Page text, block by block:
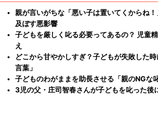
親が言いがちな「悪い子は置いてくからね
及ぼす悪影響
子どもを厳しく叱る必要ってあるの？ 児童
え
どこから甘やかしすぎ？子どもが失敗した
言葉」
子どものわがままを助長させる「親のNGな
3児の父・庄司智春さんが子どもを叱った後